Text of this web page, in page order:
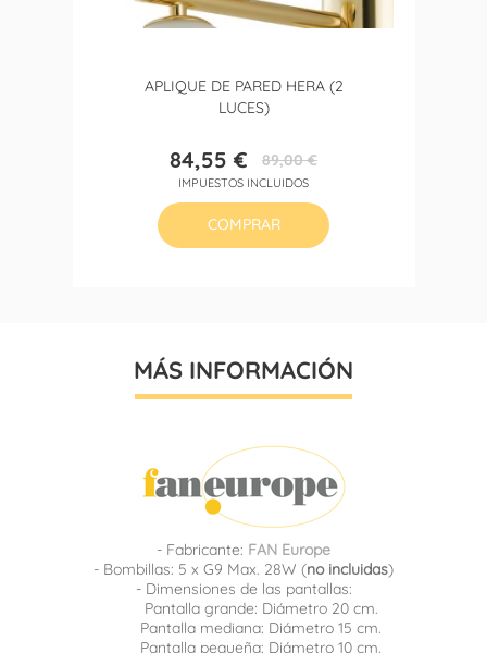
APLIQUE DE PARED HERA (2
LUCES)
Precio
84,55 €Precio
base
89,00 €
IMPUESTOS INCLUIDOS
COMPRAR
MÁS INFORMACIÓN
- Fabricante: FAN Europe
- Bombillas: 5 x G9 Max. 28W (no incluidas)
- Dimensiones de las pantallas:
Pantalla grande: Diámetro 20 cm.
Pantalla mediana: Diámetro 15 cm.
Pantalla pequeña: Diámetro 10 cm.